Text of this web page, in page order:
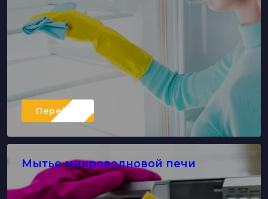
Перейти
Мытье микроволновой печи